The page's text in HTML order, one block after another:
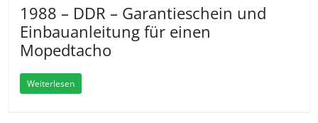
1988 – DDR – Garantieschein und
Einbauanleitung für einen
Mopedtacho
Weiterlesen